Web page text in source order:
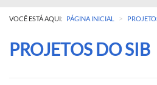
VOCÊ ESTÁ AQUI: PÁGINA INICIAL >
PROJETOS DO SIB